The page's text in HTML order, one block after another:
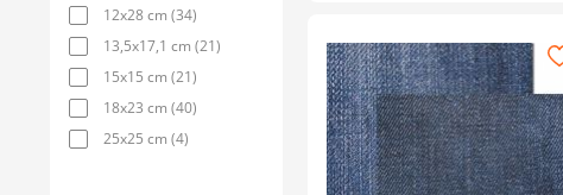
12x28 cm (34)
13,5x17,1 cm (21)
15x15 cm (21)
18x23 cm (40)
25x25 cm (4)